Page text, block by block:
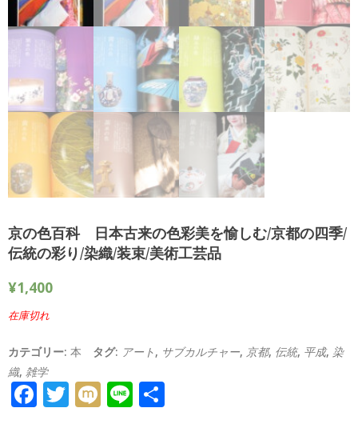
京の色百科 日本古来の色彩美を愉しむ/京都の四季/
伝統の彩り/染織/装束/美術工芸品
¥1,400
在庫切れ
カテゴリー: 本 タグ: アート, サブカルチャー, 京都, 伝統, 平成, 染
織, 雑学
Facebook
Twitter
MixiLine